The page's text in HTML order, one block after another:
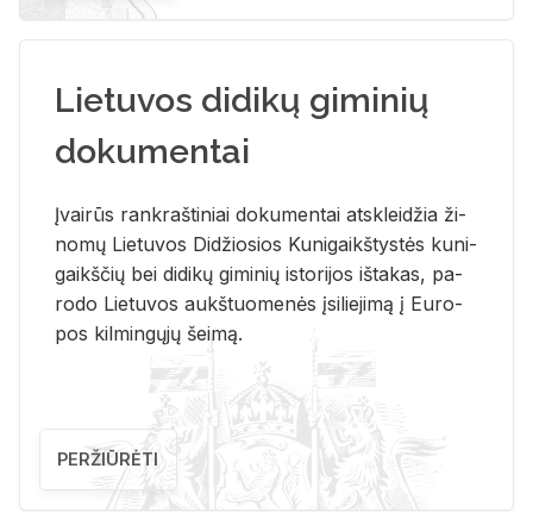
Lietuvos didikų giminių
dokumentai
Įvai­rūs rank­raš­ti­niai do­ku­men­tai at­sklei­džia ži­
no­mų Lie­tu­vos Di­džio­sios Ku­ni­gaikš­tys­tės ku­ni­
gaikš­čių bei di­di­kų gi­mi­nių is­to­ri­jos iš­ta­kas, pa­
ro­do Lie­tu­vos aukš­tuo­me­nės įsi­lie­ji­mą į Eu­ro­
pos kil­min­gų­jų šei­mą.
PERŽIŪRĖTI